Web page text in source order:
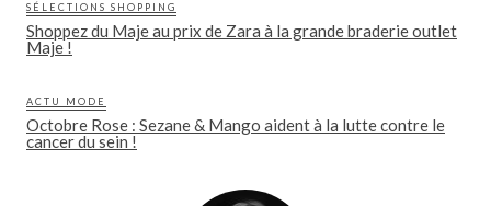
SÉLECTIONS SHOPPING
Shoppez du Maje au prix de Zara à la grande braderie outlet
Maje !
ACTU MODE
Octobre Rose : Sezane & Mango aident à la lutte contre le
cancer du sein !